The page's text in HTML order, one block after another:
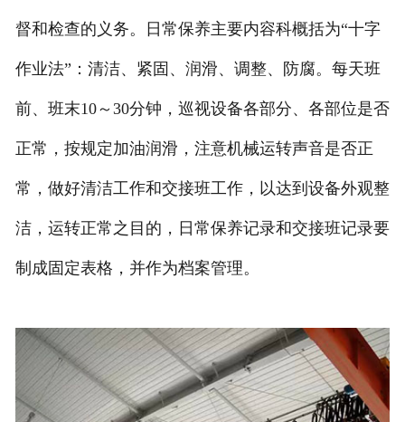
督和检查的义务。日常保养主要内容科概括为“十字
作业法”：清洁、紧固、润滑、调整、防腐。每天班
前、班末10～30分钟，巡视设备各部分、各部位是否
正常，按规定加油润滑，注意机械运转声音是否正
常，做好清洁工作和交接班工作，以达到设备外观整
洁，运转正常之目的，日常保养记录和交接班记录要
制成固定表格，并作为档案管理。